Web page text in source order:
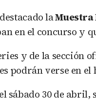
laMuestra
en el concurso y
y de la sección
podrán verse en el
sábado 30 de abril,